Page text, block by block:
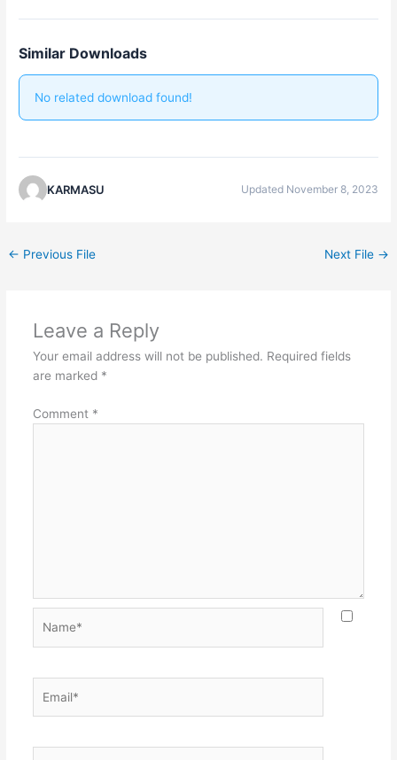
Similar Downloads
No related download found!
KARMASU Updated November 8, 2023
← Previous File Next File →
Leave a Reply
Your email address will not be published. Required fields
are marked *
Comment *